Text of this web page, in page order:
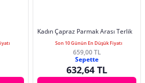
Kadın Çapraz Parmak Arası Terlik
Son 10 Günün En Düşük Fiyatı
659,00 TL
Sepette
632,64 TL